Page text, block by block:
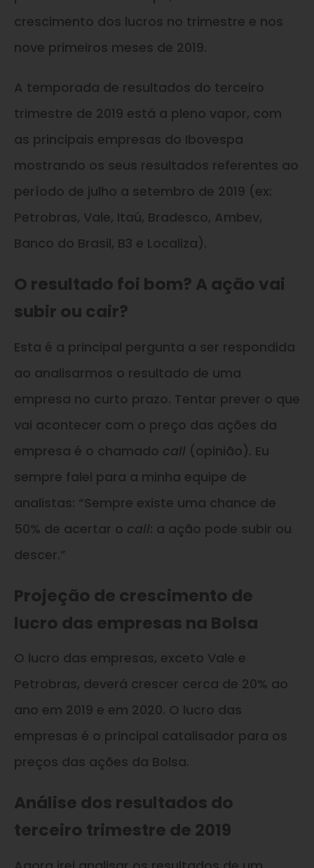
crescimento dos lucros no trimestre e nos
nove primeiros meses de 2019.
A temporada de resultados do terceiro
trimestre de 2019 está a pleno vapor, com
as principais empresas do Ibovespa
mostrando os seus resultados referentes ao
período de julho a setembro de 2019 (ex:
Petrobras, Vale, Itaú, Bradesco, Ambev,
Banco do Brasil, B3 e Localiza).
O resultado foi bom? A ação vai
subir ou cair?
Esta é a principal pergunta a ser respondida
ao analisarmos o resultado de uma
empresa no curto prazo. Tentar prever o que
vai acontecer com o preço das ações da
empresa é o chamado call (opinião). Eu
sempre falei para a minha equipe de
analistas: “Sempre existe uma chance de
50% de acertar o call: a ação pode subir ou
descer.”
Projeção de crescimento de
lucro das empresas na Bolsa
O lucro das empresas, exceto Vale e
Petrobras, deverá crescer cerca de 20% ao
ano em 2019 e em 2020. O lucro das
empresas é o principal catalisador para os
preços das ações da Bolsa.
Análise dos resultados do
terceiro trimestre de 2019